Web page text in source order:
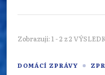
Zobrazuji: 1 - 2 z 2
DOMÁCÍ ZPRÁVY